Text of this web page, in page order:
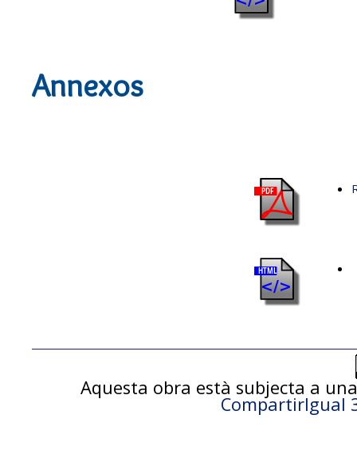
Annexos
Aquesta obra està subjecta a
CompartirIgual